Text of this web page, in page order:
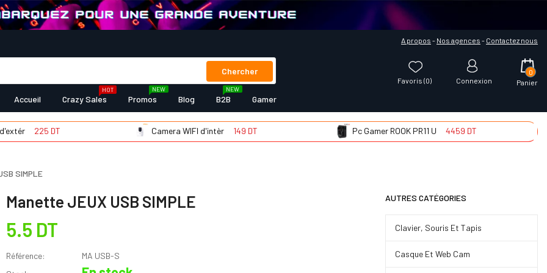
A propos - Nos agences - Contactez nous
Chercher
Favoris (0) Connexion Panier
0
Accueil Crazy Sales
HOT
Promos
NEW
Blog B2B
NEW
Gamer
225 DT Camera WIFI d'intèr 149 DT Pc Gamer ROOK PR11 U 4459 DT Pc
SIMPLE
Manette JEUX USB SIMPLE
5.5 DT
Référence:
MA USB-S
AUTRES CATÉGORIES
Clavier, Souris Et Tapis
Casque Et Web Cam